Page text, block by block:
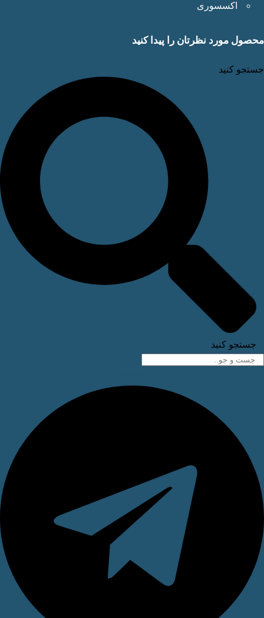
اکسسوری
مورد نظرتان را پیدا کنید
کنید
کنید